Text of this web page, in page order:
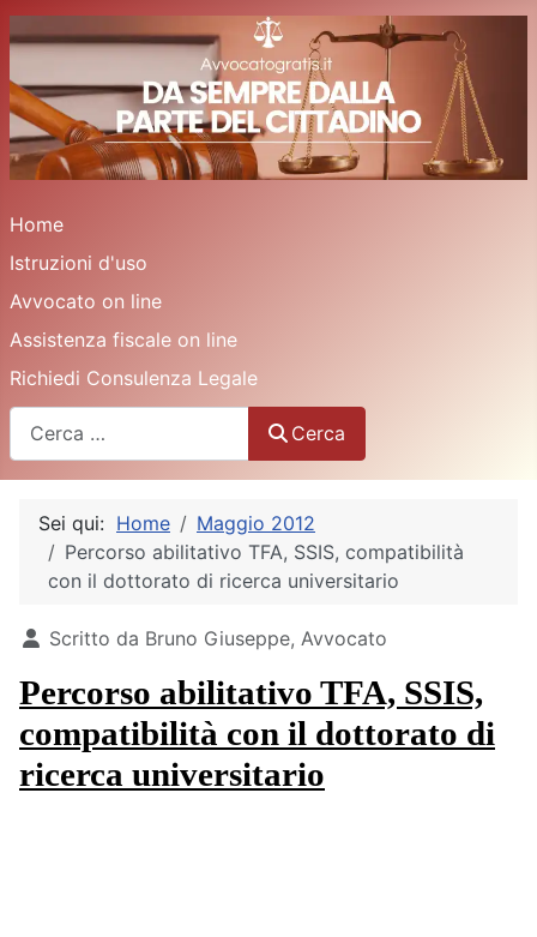
Home
Istruzioni d'uso
Avvocato on line
Assistenza fiscale on line
Richiedi Consulenza Legale
Cerca
Sei qui: Home
Maggio 2012
Percorso abilitativo TFA, SSIS, compatibilità
con il dottorato di ricerca universitario
Dettagli
Scritto da Bruno Giuseppe, Avvocato
Percorso abilitativo TFA, SSIS,
compatibilità con il dottorato di
ricerca universitario